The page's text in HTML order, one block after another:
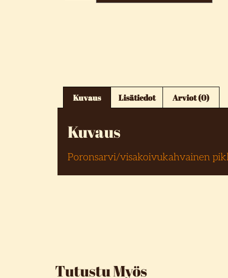
Kuvaus Lisätiedot Arviot (0)
Kuvaus
Poronsarvi/visakoivukahvainen
Tutustu Myös